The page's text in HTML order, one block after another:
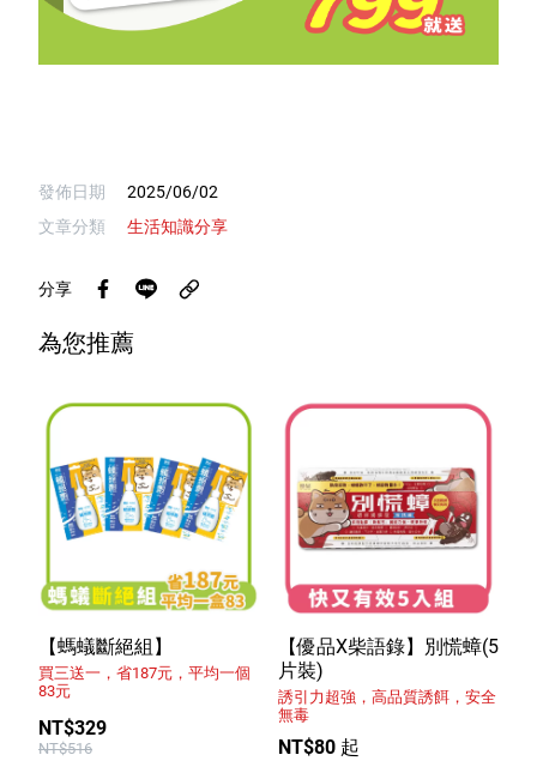
發佈日期
2025/06/02
文章分類
生活知識分享
分享
為您推薦
【螞蟻斷絕組】
買三送一，省187元，平均一個
83元
NT$329
NT$516
【優品X柴語錄】別慌蟑(5
片裝)
誘引力超強，高品質誘餌，安全
無毒
NT$80 起